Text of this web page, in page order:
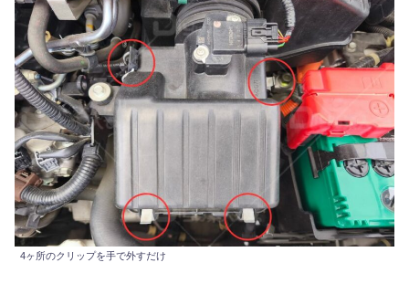
4ヶ所のクリップを手で外すだけ